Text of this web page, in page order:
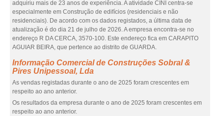
adquiriu mais de 23 anos de experiência. A atividade CINI centra-se
especialmente em Construção de edifícios (residenciais e não
residenciais). De acordo com os dados registados, a última data de
atualização é do dia 21 de julho de 2026. A empresa encontra-se no
endereço R DA CERCA, 3570-100. Este endereço fica em CARAPITO
AGUIAR BEIRA, que pertence ao distrito de GUARDA.
Informação Comercial de Construções Sobral &
Pires Unipessoal, Lda
As vendas registadas durante o ano de 2025 foram crescentes em
respeito ao ano anterior.
Os resultados da empresa durante o ano de 2025 foram crescentes em
respeito ao ano anterior.